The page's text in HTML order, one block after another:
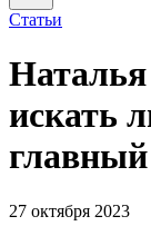
Статьи
искать
главный
27 октября 2023